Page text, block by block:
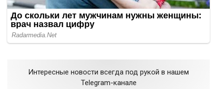
Интересные новости всегда под рукой в нашем
Telegram-канале